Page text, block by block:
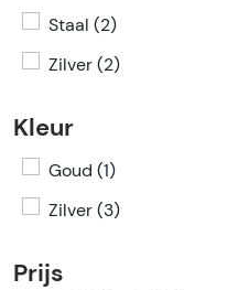
Staal (2)
Zilver (2)
Kleur
Goud (1)
Zilver (3)
Prijs